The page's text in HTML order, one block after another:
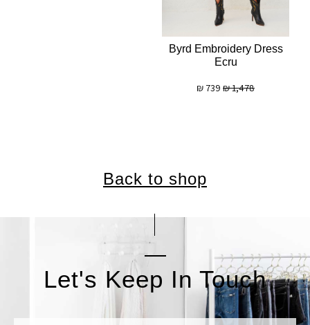
Byrd Embroidery Dress
Ecru
1,478
₪
739
₪
Back to shop
Let's Keep In Touch
אימייל